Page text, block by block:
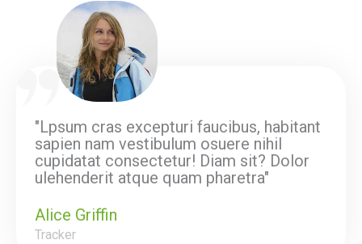
"Lpsum cras excepturi faucibus, habitant
sapien nam vestibulum osuere nihil
cupidatat consectetur! Diam sit? Dolor
ulehenderit atque quam pharetra"
Alice Griffin
Tracker